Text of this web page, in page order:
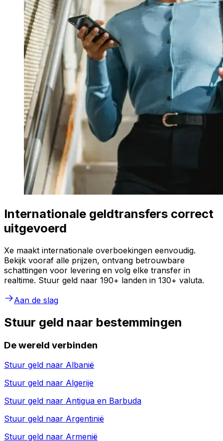
Internationale geldtransfers correct
uitgevoerd
Xe maakt internationale overboekingen eenvoudig.
Bekijk vooraf alle prijzen, ontvang betrouwbare
schattingen voor levering en volg elke transfer in
realtime. Stuur geld naar 190+ landen in 130+ valuta.
Aan de slag
Stuur geld naar bestemmingen
De wereld verbinden
Stuur geld naar Albanië
Stuur geld naar Algerije
Stuur geld naar Antigua en Barbuda
Stuur geld naar Argentinië
Stuur geld naar Armenië